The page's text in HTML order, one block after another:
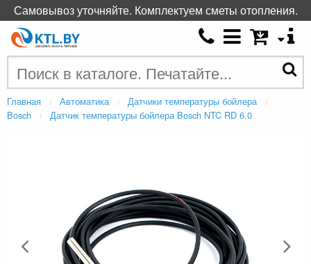
Главная Автоматика
Датчики температуры бойлера
Bosch
Датчик температуры бойлера Bosch NTC RD 6.0
Самовывоз уточняйте. Комплектуем сметы отопления.